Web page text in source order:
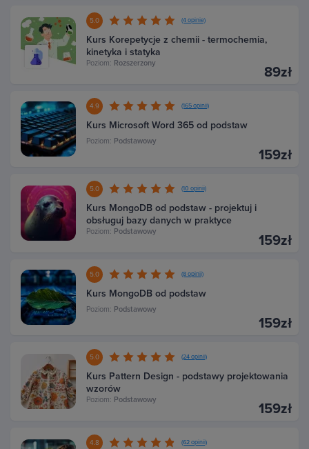
5.0 (4 opinie)
Kurs Korepetycje z chemii - termochemia,
kinetyka i statyka
Poziom: Rozszerzony
89zł
4.9 (165 opinii)
Kurs Microsoft Word 365 od podstaw
Poziom: Podstawowy
159zł
5.0 (10 opinii)
Kurs MongoDB od podstaw - projektuj i
obsługuj bazy danych w praktyce
Poziom: Podstawowy
159zł
5.0 (8 opinii)
Kurs MongoDB od podstaw
Poziom: Podstawowy
159zł
5.0 (24 opinii)
Kurs Pattern Design - podstawy projektowania
wzorów
Poziom: Podstawowy
159zł
4.8 (62 opinii)